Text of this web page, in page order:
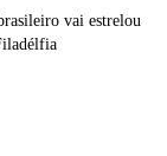
vai estrelou